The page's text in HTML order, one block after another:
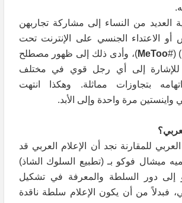
العديد من النساء إلى مشاركة تجاربهن
أو الاعتداء الجنسي على الإنترنت تحت
) (#
MeToo)، وأدى ذلك إلى ظهور مصطلح
للإشارة إلى أي رجل قوي في مختلف
بتجاوزات مماثلة. وهكذا انتهت
واينستين مرة واحدة وإلى الأبد.
للمقارنة نجد أن الإعلام العربي قد
ميشال فوكو بـ (تطبيع السلوك الشاذ)
إلى دور السلطة والمعرفة في تشكيل
فبدلاً من أن يكون الإعلام سلطة ناقدة